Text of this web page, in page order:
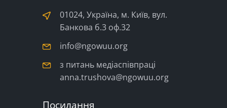
01024, Україна, м. Київ, вул.
Банкова б.3 оф.32
info@ngowuu.org
з питань медіаспівпраці
anna.trushova@ngowuu.org
Посилання